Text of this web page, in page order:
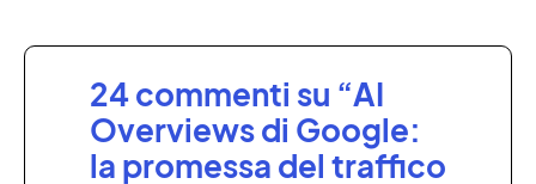
24 commenti su “AI
Overviews di Google:
la promessa del traffico